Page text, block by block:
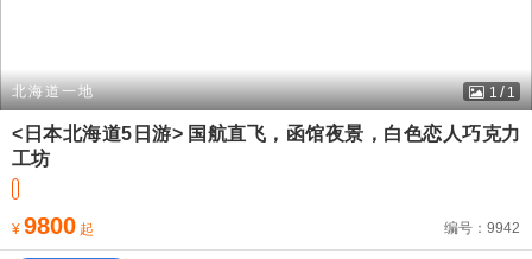
1 / 1
北海道一地
<日本北海道5日游> 国航直飞，函馆夜景，白色恋人巧克力
工坊
¥ 9800 起 编号：9942